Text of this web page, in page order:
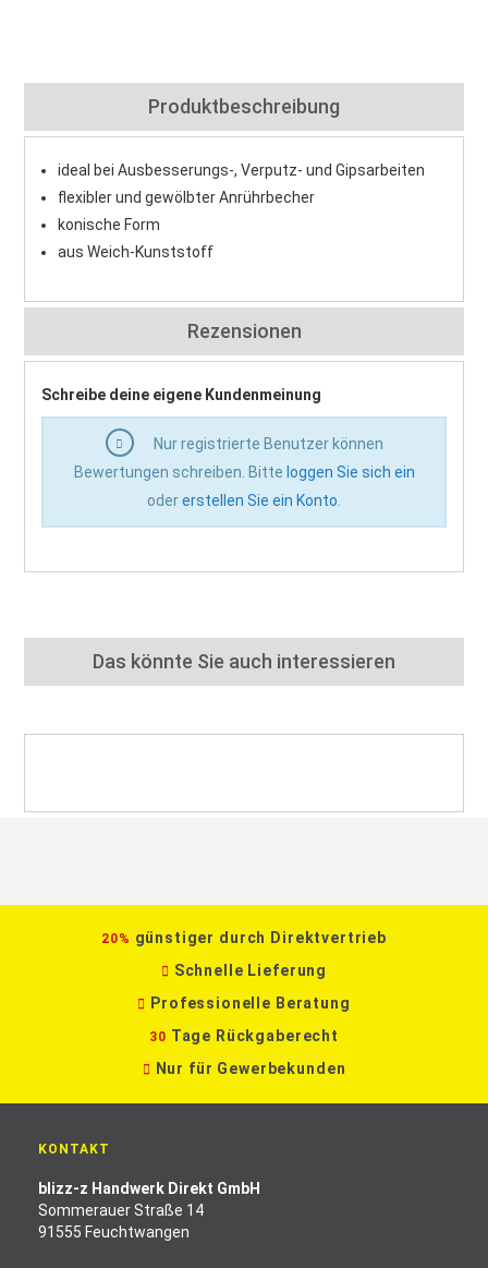
Produktbeschreibung
ideal bei Ausbesserungs-, Verputz- und Gipsarbeiten
flexibler und gewölbter Anrührbecher
konische Form
aus Weich-Kunststoff
Rezensionen
Schreibe deine eigene Kundenmeinung
Nur registrierte Benutzer können
Bewertungen schreiben. Bitte loggen Sie sich ein
odererstellen Sie ein Konto
Das könnte Sie auch interessieren
20% günstiger durch Direktvertrieb
Schnelle Lieferung
Professionelle Beratung
30 Tage Rückgaberecht
Nur für Gewerbekunden
KONTAKT
blizz-z Handwerk Direkt GmbH
Sommerauer Straße 14
91555 Feuchtwangen